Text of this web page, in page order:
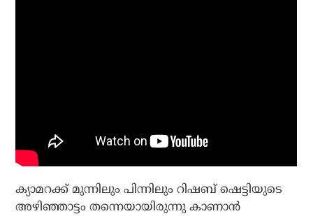
ക്യാമറക്ക് മുന്നിലും പിന്നിലും റിഷബ് ഷെട്ടിയുടെ
അഴിഞ്ഞാട്ടം തന്നെയായിരുന്നു കാണാന്‍